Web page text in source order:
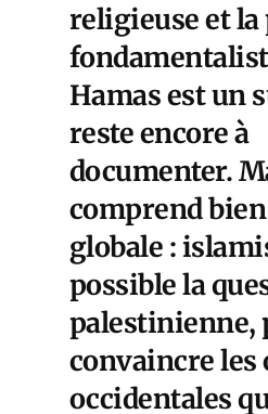
religieuse et la
Hamas est un
reste encore à
documenter.
comprend
globale :
possible la
palestinienne,
convaincre
occidentales